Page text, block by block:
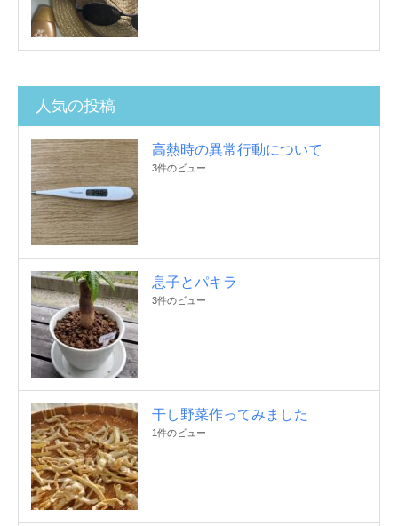
人気の投稿
高熱時の異常行動について
3件のビュー
息子とパキラ
3件のビュー
干し野菜作ってみました
1件のビュー